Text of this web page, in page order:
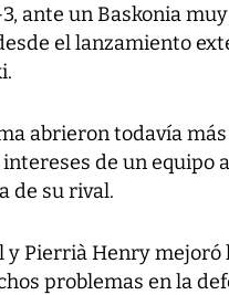
ante un Baskonia
el lanzamiento
abrieron todavía
de un equipo
de su rival.
y Pierrià Henry mejoró
problemas en la